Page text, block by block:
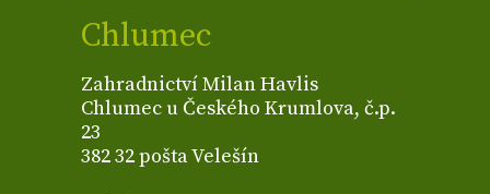
Chlumec
Zahradnictví Milan Havlis
Chlumec u Českého Krumlova, č.p.
23
382 32 pošta Velešín